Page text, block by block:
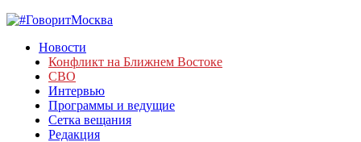
Новости
Конфликт на Ближнем Востоке
СВО
Интервью
Программы и ведущие
Сетка вещания
Редакция